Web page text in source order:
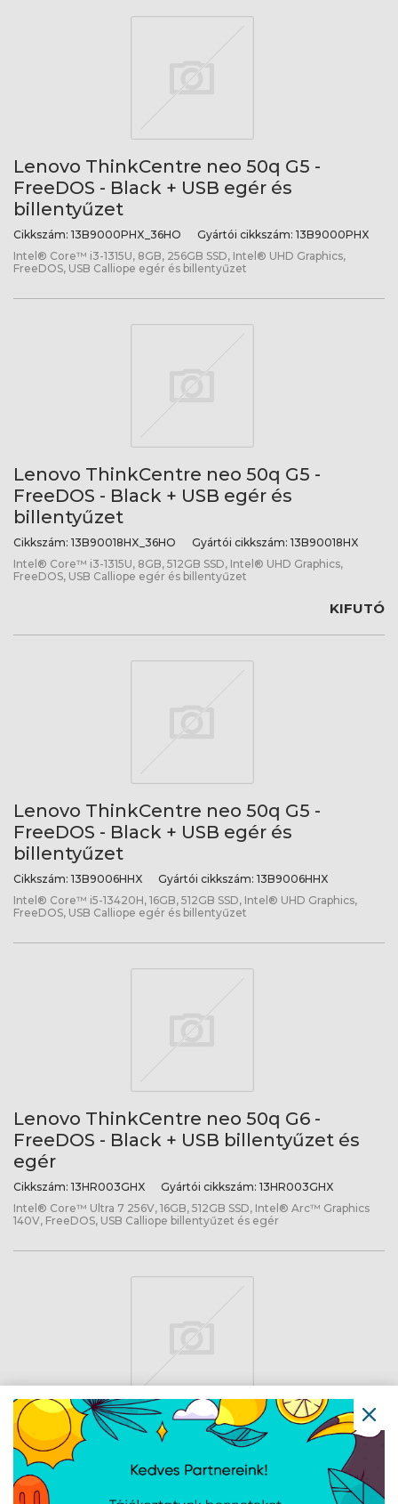
Lenovo ThinkCentre neo 50q G5 -
FreeDOS - Black + USB egér és
billentyűzet
Cikkszám: 13B9000PHX_36HO Gyártói cikkszám: 13B9000PHX
Intel® Core™ i3-1315U, 8GB, 256GB SSD, Intel® UHD Graphics,
FreeDOS, USB Calliope egér és billentyűzet
Lenovo ThinkCentre neo 50q G5 -
FreeDOS - Black + USB egér és
billentyűzet
Cikkszám: 13B90018HX_36HO Gyártói cikkszám: 13B90018HX
Intel® Core™ i3-1315U, 8GB, 512GB SSD, Intel® UHD Graphics,
FreeDOS, USB Calliope egér és billentyűzet
KIFUTÓ
Lenovo ThinkCentre neo 50q G5 -
FreeDOS - Black + USB egér és
billentyűzet
Cikkszám: 13B9006HHX Gyártói cikkszám: 13B9006HHX
Intel® Core™ i5-13420H, 16GB, 512GB SSD, Intel® UHD Graphics,
FreeDOS, USB Calliope egér és billentyűzet
Lenovo ThinkCentre neo 50q G6 -
FreeDOS - Black + USB billentyűzet és
egér
Cikkszám: 13HR003GHX Gyártói cikkszám: 13HR003GHX
Intel® Core™ Ultra 7 256V, 16GB, 512GB SSD, Intel® Arc™ Graphics
140V, FreeDOS, USB Calliope billentyűzet és egér
Lenovo ThinkCentre neo 55q G6 -
FreeDOS - Black + USB egér és
billentyűzet
Cikkszám:
13GN000QHX